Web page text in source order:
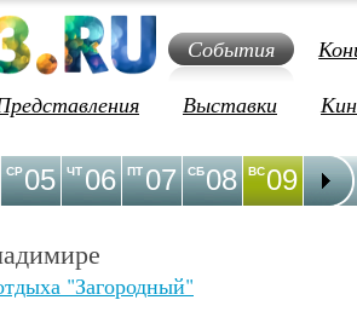
События
Выставки
05
СР 06
ЧТ 07
ПТ 08
СБ 09
ВС 10
ПН
"Загородный"